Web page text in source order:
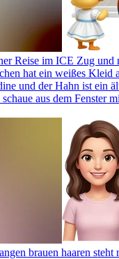
Reise im ICE Zug und
hat ein weißes Kleid
und der Hahn ist ein
aus dem Fenster
brauen haaren steht